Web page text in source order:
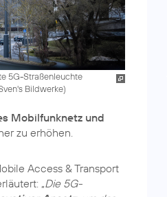
5G-Straßenleuchte
Bildwerke)
Mobilfunknetz und
zu erhöhen.
Access & Transport
„Die 5G-